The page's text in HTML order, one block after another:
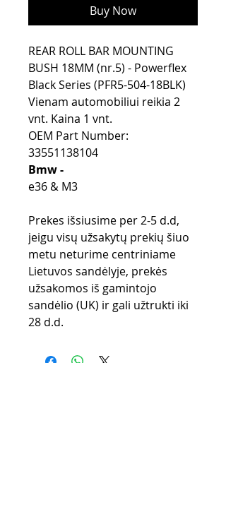
Buy Now
REAR ROLL BAR MOUNTING
BUSH 18MM (nr.5) - Powerflex
Black Series (PFR5-504-18BLK)
Vienam automobiliui reikia 2
vnt. Kaina 1 vnt.
OEM Part Number:
33551138104
Bmw -
e36 & M3
Prekes išsiusime per 2-5 d.d,
jeigu visų užsakytų prekių šiuo
metu neturime centriniame
Lietuvos sandėlyje, prekės
užsakomos iš gamintojo
sandėlio (UK) ir gali užtrukti iki
28 d.d.